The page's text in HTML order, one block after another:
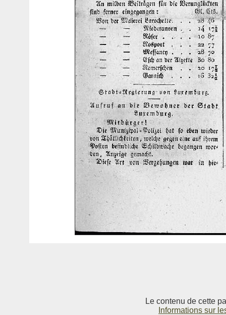
Le contenu de cette
Informations sur